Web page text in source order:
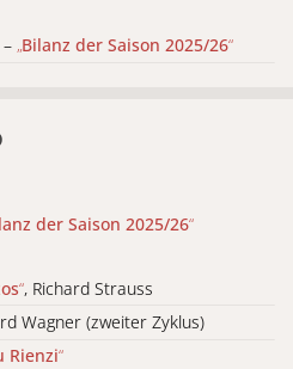
„Bilanz der Saison 2025/26“
der Saison 2025/26“
“, Richard Strauss
Wagner (zweiter Zyklus)
Rienzi“